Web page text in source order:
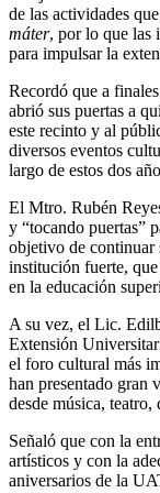
de las actividades
máter, por lo que las
para impulsar la
Recordó que a
abrió sus puertas a
este recinto y al
diversos eventos
largo de estos dos
El Mtro. Rubén
y “tocando puertas”
objetivo de continuar
institución fuerte,
en la educación
A su vez, el Lic.
Extensión
el foro cultural más
han presentado gran
desde música,
Señaló que con la
artísticos y con la
aniversarios de la